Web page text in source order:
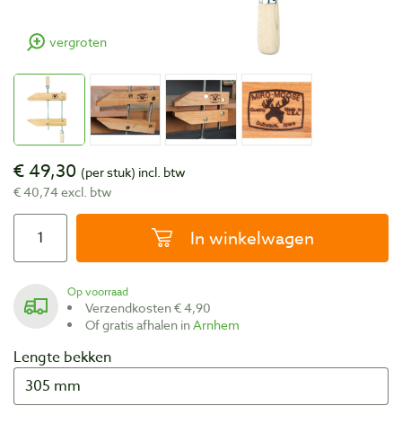
vergroten
€ 49,30 (per stuk) incl. btw
€ 40,74 excl. btw
In winkelwagen
Op voorraad
Verzendkosten € 4,90
Of gratis afhalen inArnhem
Lengte bekken